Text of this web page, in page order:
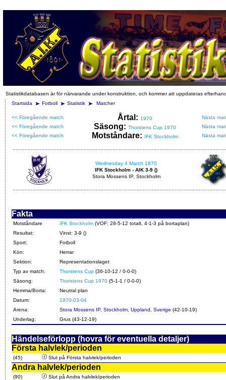
Statistikdatabasen är för närvarande under konstruktion, och kommer att uppdateras
Startsida
Fotboll Statistik Matcher
<< Föregående match Årtal: 1970
Nästa
<< Föregående match
Säsong: Thorstens Cup 1970
Nästa
<< Föregående match
Motståndare: IFK Stockholm Nästa
Wednesday 4 March 1970
IFK Stockholm - AIK 3-9 ()
Stora Mossens IP, Stockholm
Fakta
Motståndare IFK Stockholm (VOF: 28-5-12 totalt, 4-1-3 på bortaplan)
Resultat:
Vinst: 3-9 ()
Sport:
Fotboll
Kön:
Herrar
Sektion:
Representationslaget
Typ av match:
Thorstens Cup (36-10-12 / 0-0-0)
Säsong:
Thorstens Cup 1970 (5-1-1 / 0-0-0)
Hemma/Borta:
Neutral plan
Datum:
1970-03-04
Arena:
Stora Mossens IP, Stockholm, Uppland, Sverige (42-10-19)
Underlag:
Grus (43-12-19)
Händelseförlopp (hovra för eventuella detaljer)
Första halvlek/perioden
(45) Slut på Första halvlek/perioden
Andra halvlek/perioden
(90) Slut på Andra halvlek/perioden